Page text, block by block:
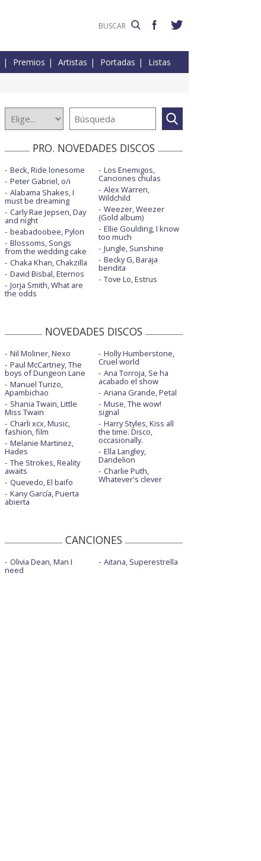
Premios Artistas Portadas Listas
PRO. NOVEDADES DISCOS
Beck, Ride lonesome
Peter Gabriel, o/i
Alabama Shakes, I
must be dreaming
Carly Rae Jepsen, Day
and night
beabadoobee, Pylon
Blossoms, Songs
from the wedding cake
Chaka Khan, Chakzilla
David Bisbal, Eternos
Jorja Smith, What are
the odds
Los Enemigos,
Canciones chulas
Alex Warren,
Wildchild
Weezer, Weezer
(Gold album)
Ellie Goulding, I know
too much
Jungle, Sunshine
Becky G, Baraja
bendita
Tove Lo, Estrus
NOVEDADES DISCOS
Nil Moliner, Nexo
Paul McCartney, The
boys of Dungeon Lane
Manuel Turizo,
Apambichao
Shania Twain, Little
Miss Twain
Charli xcx, Music,
fashion, film
Melanie Martinez,
Hades
The Strokes, Reality
awaits
Quevedo, El baifo
Kany García, Puerta
abierta
Holly Humberstone,
Cruel world
Ana Torroja, Se ha
acabado el show
Ariana Grande, Petal
Muse, The wow!
signal
Harry Styles, Kiss all
the time. Disco,
occasionally.
Ella Langley,
Dandelion
Charlie Puth,
Whatever's clever
CANCIONES
Olivia Dean, Man I
need
Aitana, Superestrella